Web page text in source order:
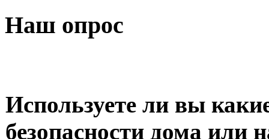
Наш опрос
Используете ли вы
безопасности дома или